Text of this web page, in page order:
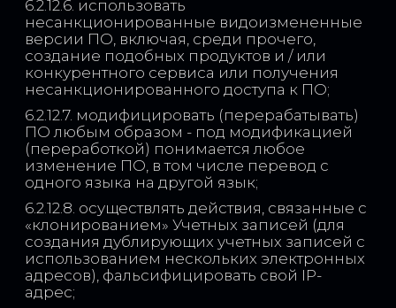
6.2.12.6. использовать
несанкционированные видоизмененные
версии ПО, включая, среди прочего,
создание подобных продуктов и / или
конкурентного сервиса или получения
несанкционированного доступа к ПО;
6.2.12.7. модифицировать (перерабатывать)
ПО любым образом - под модификацией
(переработкой) понимается любое
изменение ПО, в том числе перевод с
одного языка на другой язык;
6.2.12.8. осуществлять действия, связанные с
«клонированием» Учетных записей (для
создания дублирующих учетных записей с
использованием нескольких электронных
адресов), фальсифицировать свой IP-
адрес;